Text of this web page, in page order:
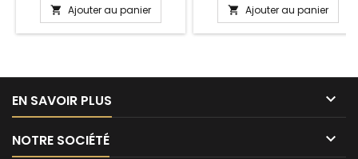
 Ajouter au panier  Ajouter au panier
EN SAVOIR PLUS 
NOTRE SOCIÉTÉ 